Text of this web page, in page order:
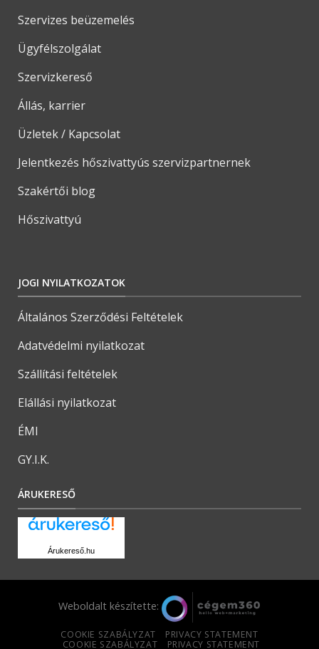
Szervizes beüzemelés
Ügyfélszolgálat
Szervizkereső
Állás, karrier
Üzletek / Kapcsolat
Jelentkezés hőszivattyús szervizpartnernek
Szakértői blog
Hőszivattyú
JOGI NYILATKOZATOK
Általános Szerződési Feltételek
Adatvédelmi nyilatkozat
Szállítási feltételek
Elállási nyilatkozat
ÉMI
GY.I.K.
ÁRUKERESŐ
Árukereső.hu
Weboldalt készítette:
COOKIE SZABÁLYZAT
PRIVACY STATEMENT
COOKIE SZABÁLYZAT
PRIVACY STATEMENT